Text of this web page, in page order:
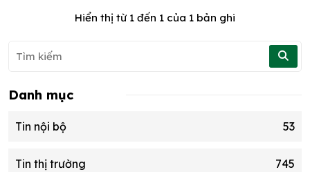
Hiển thị từ 1 đến 1 của 1 bản ghi
Danh mục
Tin nội bộ 53
Tin thị trường 745